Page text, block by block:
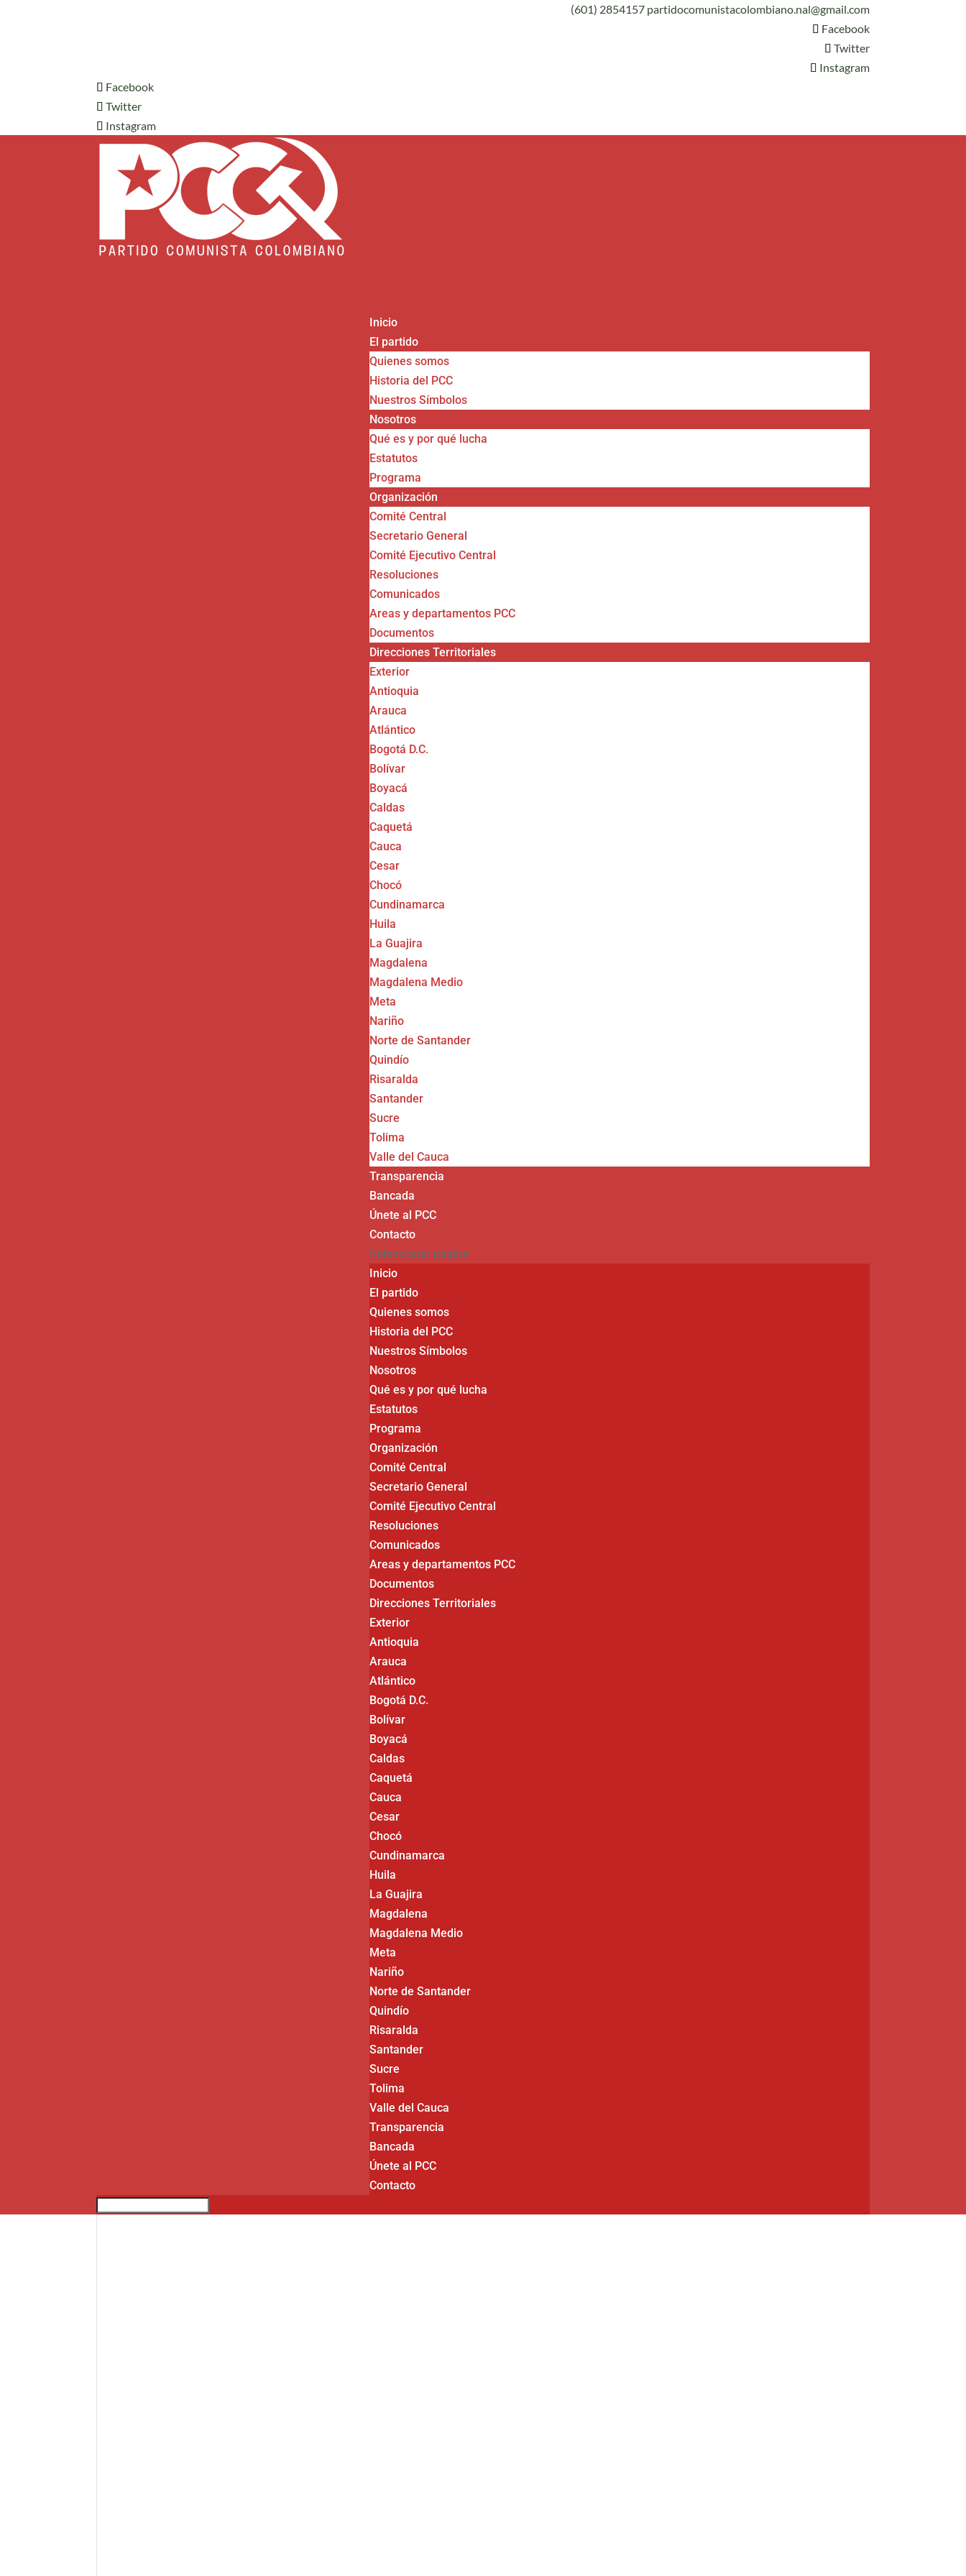
(601) 2854157 partidocomunistacolombiano.nal@gmail.com
Facebook
Twitter
Instagram
Facebook
Twitter
Instagram
Inicio
El partido
Quienes somos
Historia del PCC
Nuestros Símbolos
Nosotros
Qué es y por qué lucha
Estatutos
Programa
Organización
Comité Central
Secretario General
Comité Ejecutivo Central
Resoluciones
Comunicados
Areas y departamentos PCC
Documentos
Direcciones Territoriales
Exterior
Antioquia
Arauca
Atlántico
Bogotá D.C.
Bolívar
Boyacá
Caldas
Caquetá
Cauca
Cesar
Chocó
Cundinamarca
Huila
La Guajira
Magdalena
Magdalena Medio
Meta
Nariño
Norte de Santander
Quindío
Risaralda
Santander
Sucre
Tolima
Valle del Cauca
Transparencia
Bancada
Únete al PCC
Contacto
Seleccionar página
Inicio
El partido
Quienes somos
Historia del PCC
Nuestros Símbolos
Nosotros
Qué es y por qué lucha
Estatutos
Programa
Organización
Comité Central
Secretario General
Comité Ejecutivo Central
Resoluciones
Comunicados
Areas y departamentos PCC
Documentos
Direcciones Territoriales
Exterior
Antioquia
Arauca
Atlántico
Bogotá D.C.
Bolívar
Boyacá
Caldas
Caquetá
Cauca
Cesar
Chocó
Cundinamarca
Huila
La Guajira
Magdalena
Magdalena Medio
Meta
Nariño
Norte de Santander
Quindío
Risaralda
Santander
Sucre
Tolima
Valle del Cauca
Transparencia
Bancada
Únete al PCC
Contacto